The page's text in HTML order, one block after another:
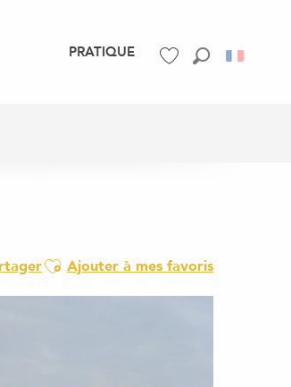
PRATIQUE
Ajouter aux favoris
Ajouter à mes favoris